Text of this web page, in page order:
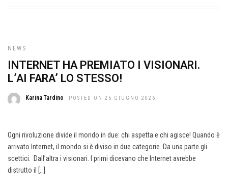
NEWS
INTERNET HA PREMIATO I VISIONARI.
L’AI FARA’ LO STESSO!
Karina Tardino POSTED ON 25 GIUGNO 2026
Ogni rivoluzione divide il mondo in due: chi aspetta e chi agisce! Quando è
arrivato Internet, il mondo si è diviso in due categorie. Da una parte gli
scettici. Dall’altra i visionari. I primi dicevano che Internet avrebbe
distrutto il […]